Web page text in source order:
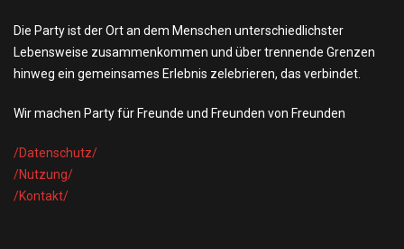
Die Party ist der Ort an dem Menschen unterschiedlichster
Lebensweise zusammenkommen und über trennende Grenzen
hinweg ein gemeinsames Erlebnis zelebrieren, das verbindet.
Wir machen Party für Freunde und Freunden von Freunden
/Datenschutz/
/Nutzung/
/Kontakt/